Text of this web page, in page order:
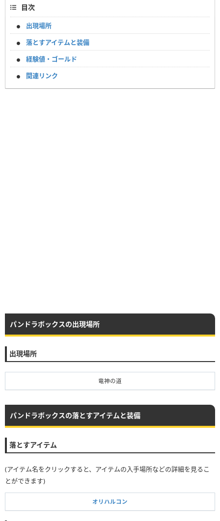
目次
出現場所
落とすアイテムと装備
経験値・ゴールド
関連リンク
パンドラボックスの出現場所
出現場所
竜神の道
パンドラボックスの落とすアイテムと装備
落とすアイテム
(アイテム名をクリックすると、アイテムの入手場所などの詳細を見るこ
とができます)
オリハルコン